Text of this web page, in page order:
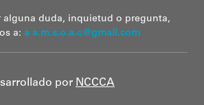
alguna duda, inquietud o pregunta,
a: a a.m.s.o.a.c@gmail.com
por NCCCA